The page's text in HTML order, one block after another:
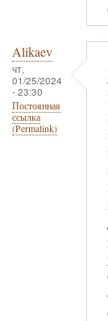
Alikaev
чт,
01/25/2024
- 23:30
Постоянная
ссылка
(Permalink)